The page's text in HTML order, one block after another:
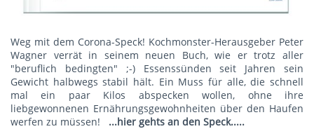
Weg mit dem Corona-Speck! Kochmonster-Herausgeber Peter
Wagner verrät in seinem neuen Buch, wie er trotz aller
"beruflich bedingten" ;-) Essenssünden seit Jahren sein
Gewicht halbwegs stabil hält. Ein Muss für alle, die schnell
mal ein paar Kilos abspecken wollen, ohne ihre
liebgewonnenen Ernährungsgewohnheiten über den Haufen
werfen zu müssen!
...hier gehts an den Speck.....